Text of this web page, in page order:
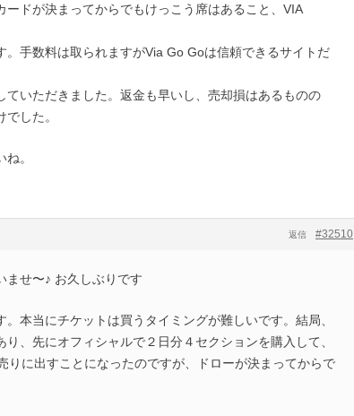
ードが決まってからでもけっこう席はあること、VIA
。手数料は取られますがVia Go Goは信頼できるサイトだ
ていただきました。返金も早いし、売却損はあるものの
した。
。
#32510
返信
ませ〜♪ お久しぶりです
。本当にチケットは買うタイミングが難しいです。結局、
、先にオフィシャルで２日分４セクションを購入して、
りに出すことになったのですが、ドローが決まってからで